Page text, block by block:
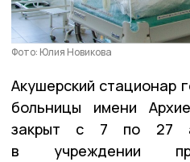
Фото: Юлия Новикова
Акушерский стационар
больницы имени
закрыт с 7 по 27
в учреждении